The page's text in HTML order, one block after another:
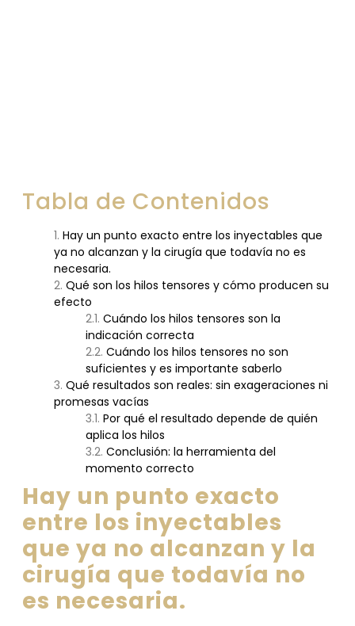
Tabla de Contenidos
Hay un punto exacto entre los inyectables que
ya no alcanzan y la cirugía que todavía no es
necesaria.
Qué son los hilos tensores y cómo producen su
efecto
Cuándo los hilos tensores son la
indicación correcta
Cuándo los hilos tensores no son
suficientes y es importante saberlo
Qué resultados son reales: sin exageraciones ni
promesas vacías
Por qué el resultado depende de quién
aplica los hilos
Conclusión: la herramienta del
momento correcto
Hay un punto exacto
entre los inyectables
que ya no alcanzan y la
cirugía que todavía no
es necesaria.